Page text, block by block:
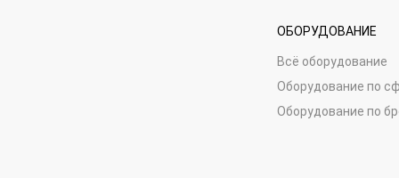
ОБОРУДОВАНИЕ
Всё оборудование
Оборудование по
Оборудование по